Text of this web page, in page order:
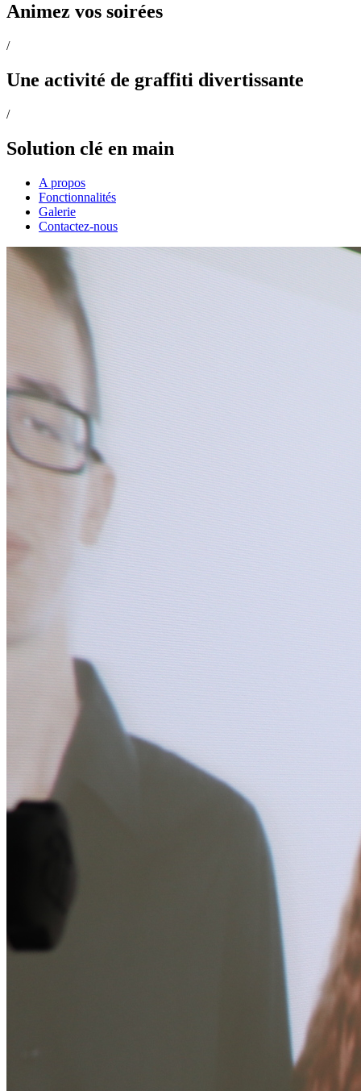
Animez vos soirées
/
Une activité de graffiti divertissante
/
Solution clé en main
A propos
Fonctionnalités
Galerie
Contactez-nous